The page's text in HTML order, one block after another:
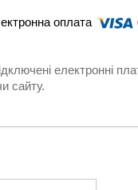
електронні
сайту.